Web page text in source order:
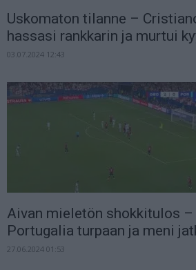
Uskomaton tilanne –
hassasi rankkarin ja murtui
03.07.2024 12:43
Aivan mieletön shokkitulos –
Portugalia turpaan ja meni
27.06.2024 01:53